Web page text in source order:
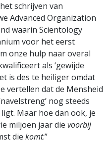
schrijven van
Advanced Organization
waarin Scientology
voor het eerst
onze hulp naar overal
als ‘gewijde
is des te heiliger omdat
vertellen dat de Mensheid
nog steeds
Maar hoe dan ook, je
miljoen jaar die voorbij
die komt.”